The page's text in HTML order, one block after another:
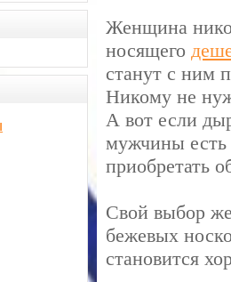
Женщина
носящего
станут с ним
Никому не
А вот если
мужчины есть
приобретать
Свой выбор
бежевых
становится